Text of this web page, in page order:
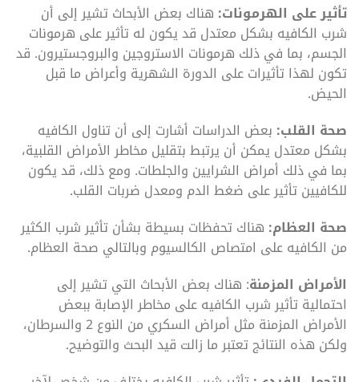
تأثير على الهرمونات: هناك بعض الأبحاث تشير إلى أن
شرب الكافيه بشكل معتدل قد يكون له تأثير على هرمونات
الجسم، بما في ذلك هرمونات الاستروجين والبروجستيرون. قد
تكون لهذا تأثيرات على الدورة الشهرية وأعراض ما قبل
الحيض.
صحة القلب: بعض الدراسات أشارت إلى أن تناول الكافيه
بشكل معتدل يمكن أن يرتبط بتقليل مخاطر الأمراض القلبية،
بما في ذلك أمراض الشرايين والجلطات. ومع ذلك، قد يكون
للكافيين تأثير على ضغط الدم ومعدل ضربات القلب.
صحة العظام: هناك تحفظات بسيطة بشأن تأثير شرب الكثير
من الكافيه على امتصاص الكالسيوم وبالتالي صحة العظام.
الأمراض المزمنة: هناك بعض الأبحاث التي تشير إلى
احتمالية تأثير شرب الكافيه على مخاطر الإصابة ببعض
الأمراض المزمنة مثل أمراض السكري من النوع 2 والسرطان،
ولكن هذه النتائج تعتبر ما زالت قيد البحث والتوضيح.